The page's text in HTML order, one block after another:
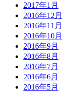
2017年1月
2016年12月
2016年11月
2016年10月
2016年9月
2016年8月
2016年7月
2016年6月
2016年5月